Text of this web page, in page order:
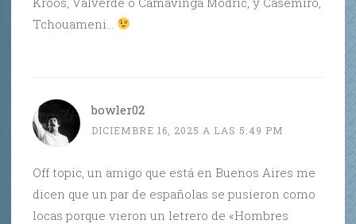
Tchouameni…
bowler02
DICIEMBRE 16, 2025 A LAS 5:49 PM
Off topic, un amigo que está en Buenos Aires me
dicen que un par de españolas se pusieron como
locas porque vieron un letrero de «Hombres